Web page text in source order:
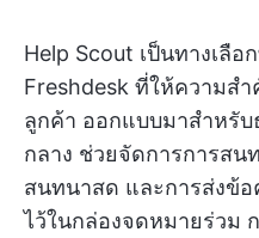
Help Scout เป็นทางเลื
Freshdesk ที่ให้ความส
ลูกค้า ออกแบบมาสำหรั
กลาง ช่วยจัดการการสน
สนทนาสด และการส่งข้
ไว้ในกล่องจดหมายร่วม